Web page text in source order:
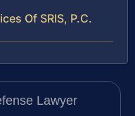
Of SRIS, P.C.